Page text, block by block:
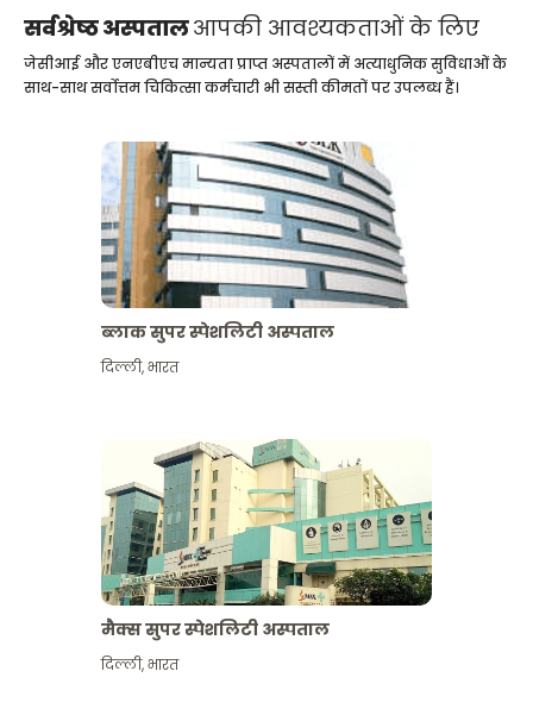
सर्वश्रेष्ठ अस्पतालआपकी आवश्यकताओं के लिए
जेसीआई और एनएबीएच मान्यता प्राप्त अस्पतालों में अत्याधुनिक सुविधाओं के
साथ-साथ सर्वोत्तम चिकित्सा कर्मचारी भी सस्ती कीमतों पर उपलब्ध हैं।
ब्लाक सुपर स्पेशलिटी अस्पताल
दिल्ली,भारत
मैक्स सुपर स्पेशलिटी अस्पताल
दिल्ली,भारत